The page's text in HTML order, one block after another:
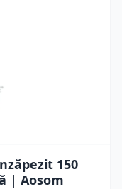
150
| Aosom